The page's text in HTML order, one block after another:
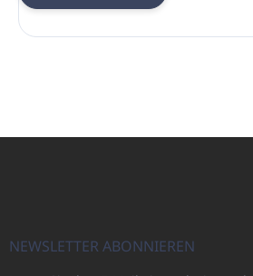
NEWSLETTER ABONNIEREN